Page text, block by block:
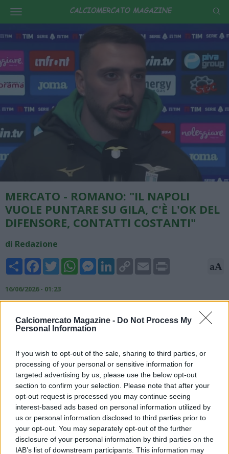
Calciomercato Magazine - Do Not Process My
Personal Information
If you wish to opt-out of the sale, sharing to third parties, or
processing of your personal or sensitive information for
targeted advertising by us, please use the below opt-out
section to confirm your selection. Please note that after your
opt-out request is processed you may continue seeing
interest-based ads based on personal information utilized by
us or personal information disclosed to third parties prior to
your opt-out. You may separately opt-out of the further
disclosure of your personal information by third parties on the
IAB’s list of downstream participants. This information may
MERCATO - ROMANO: "IL NAPOLI
VUOLE PUNTARE SU GILA, C'È L'OK DEL
DIFENSORE, CONTATTI COSTANTI"
di Redazione
Share FacebookTwitterWhatsAppMessengerLinkedInCopy
Link
Email aA
16/06/2026 - 01:23
parlato dell'affare Napoli-Gila sul suo canale YouTube: "La
situazione non cambia e confermiamo quanto detto. Il Napoli
giocatore ha dato il suo via libera, vuole giocare la Champions
ed è tentato dal Napoli ed i contatti sono costanti. Gila vuole il
Napoli, ma la Lazio vorrebbe tenerlo. La certezza è che Gila
vuole andare al Napoli, non ci sono dubbi. Napoli e Lazio al
lavoro per trovare una soluzione".